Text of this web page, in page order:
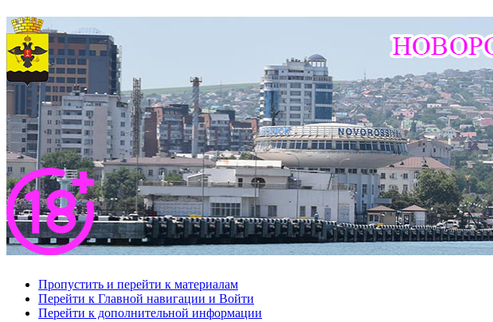
Пропустить и перейти к материалам
Перейти к Главной навигации и Войти
Перейти к дополнительной информации